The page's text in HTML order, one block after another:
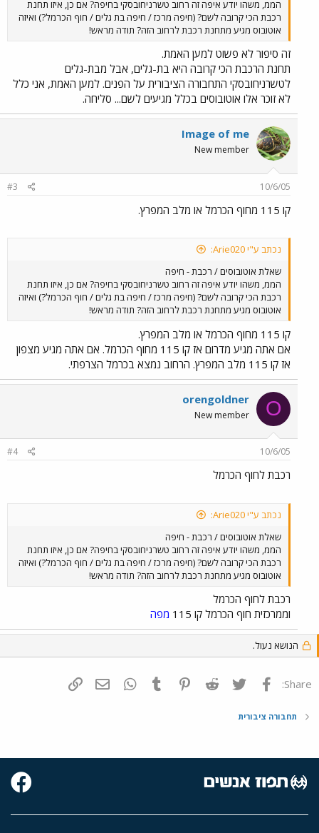
הממ, משהו יודע איפה זה רחוב טשרניחובסקי בחיפה? אם כן, איזו תחנת
רכבת הכי קרובה לשם? (חיפה מרכז / חיפה בת גלים / חוף הכרמל?) ואיזה
אוטובוס מגיע מתחנת רכבת לרחוב הזה? תודה מראש!
זה סיפור לא פשוט למען האמת.
תחנת הרכבת הכי קרובה היא בת-גלים, אבל מבת-גלים
לטשרניחובסקי התחבורה הציבורית על הפנים. למען האמת, אני כלל
לא זוכר אלו אוטובוסים בכלל מגיעים לשם... סליחה.
Image of me
New member
10/6/05
#3
קו 115 מחוף הכרמל או מלב המפרץ.
נכתב ע"י Arie020:
שאלת אוטובוסים / רכבת - חיפה
הממ, משהו יודע איפה זה רחוב טשרניחובסקי בחיפה? אם כן, איזו תחנת
רכבת הכי קרובה לשם? (חיפה מרכז / חיפה בת גלים / חוף הכרמל?) ואיזה
אוטובוס מגיע מתחנת רכבת לרחוב הזה? תודה מראש!
קו 115 מחוף הכרמל או מלב המפרץ.
אם אתה מגיע מדרום אז קו 115 מחוף הכרמל. אם אתה מגיע מצפון
אז קו 115 מלב המפרץ. הרחוב נמצא בכרמל הצרפתי.
O
orengoldner
New member
10/6/05
#4
רכבת לחוף הכרמל
נכתב ע"י Arie020:
שאלת אוטובוסים / רכבת - חיפה
הממ, משהו יודע איפה זה רחוב טשרניחובסקי בחיפה? אם כן, איזו תחנת
רכבת הכי קרובה לשם? (חיפה מרכז / חיפה בת גלים / חוף הכרמל?) ואיזה
אוטובוס מגיע מתחנת רכבת לרחוב הזה? תודה מראש!
רכבת לחוף הכרמל
וממרכזית חוף הכרמל קו 115
מפה
הנושא נעול.
Share: פייסבוק Twitter
Reddit
Pinterest
Tumblr
WhatsAppדואר אלקטרוני
תחבורה ציבורית